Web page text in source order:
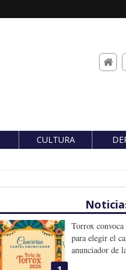
CULTURA
Torrox
para elegir el
anunciador de